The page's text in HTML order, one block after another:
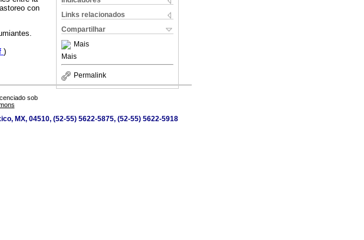
Links relacionados
Compartilhar
Mais
Mais
Permalink
con
)
sob
MX, 04510, (52-55) 5622-5875, (52-55) 5622-5918